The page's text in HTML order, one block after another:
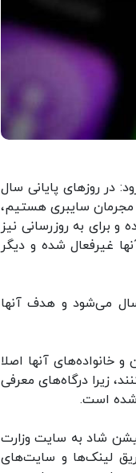
در روزهای پایانی سال
سایبری هستیم،
برای به روزرسانی نیز
غیرفعال شده و دیگر
می‌شود و هدف آنها
آنها اصلا
زیرا درگاه‌های معرفی
است.
شاد به سایت وزارت
لینک‌ها و سایت‌های